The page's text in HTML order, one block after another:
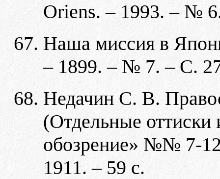
Oriens. – 1993. – №
Наша миссия в
– 1899. – № 7. – С.
Недачин С. В.
(Отдельные
обозрение» №№ 7-
1911. – 59 с.